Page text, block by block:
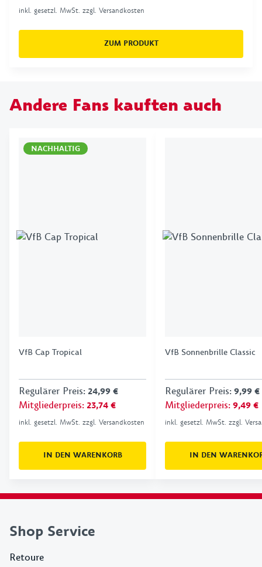
inkl. gesetzl. MwSt. zzgl. Versandkosten
ZUM PRODUKT
Andere Fans kauften auch
NACHHALTIG
VfB Cap Tropical
Regulärer Preis: 24,99 €
Mitgliederpreis: 23,74 €
inkl. gesetzl. MwSt. zzgl. Versandkosten
IN DEN WARENKORB
VfB Sonnenbrille Classic
Regulärer Preis:9,99 €
Mitgliederpreis:9,49 €
inkl. gesetzl. MwSt. zzgl.
IN DEN
Shop Service
Retoure